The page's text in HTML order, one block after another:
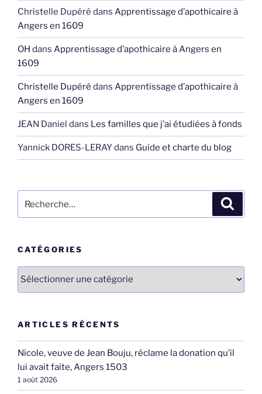
Christelle Dupéré dans Apprentissage d’apothicaire à
Angers en 1609
OH dans Apprentissage d’apothicaire à Angers en
1609
Christelle Dupéré dans Apprentissage d’apothicaire à
Angers en 1609
JEAN Daniel dans Les familles que j’ai étudiées à fonds
Yannick DORES-LERAYdans Guide et charte du blog
pour
CATÉGORIES
Catégories
ARTICLES RÉCENTS
Nicole, veuve de Jean Bouju, réclame la donation qu’il
lui avait faite, Angers 1503
1 août 2026